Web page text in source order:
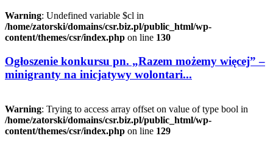
Warning: Undefined variable $cl in
/home/zatorski/domains/csr.biz.pl/public_html/wp-
content/themes/csr/index.php on line 130
Ogłoszenie konkursu pn. „Razem możemy więcej” –
minigranty na inicjatywy wolontari...
Warning: Trying to access array offset on value of type bool in
/home/zatorski/domains/csr.biz.pl/public_html/wp-
content/themes/csr/index.php on line 129